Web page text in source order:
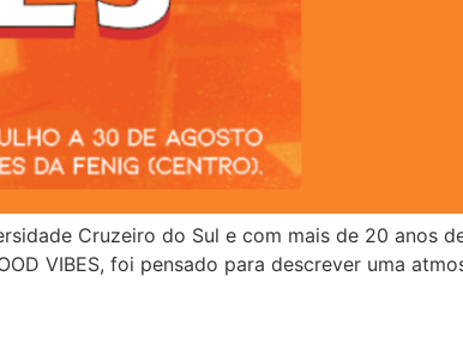
Cruzeiro do Sul e com mais de 20 anos
VIBES, foi pensado para descrever uma